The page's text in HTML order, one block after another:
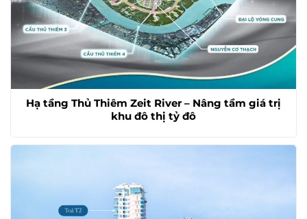
Hạ tầng Thủ Thiêm Zeit River – Nâng tầm giá trị
khu đô thị tỷ đô